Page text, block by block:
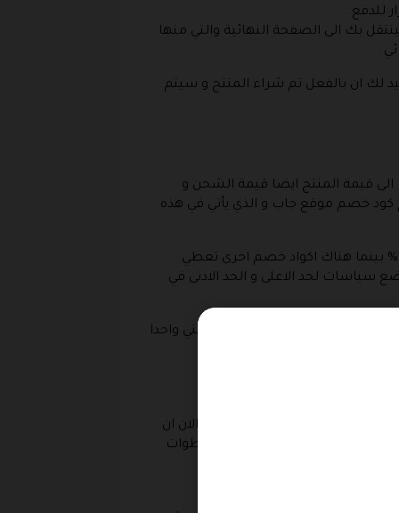
للدفع .
بك الى الصفحة النهائية والتي منها
.
لك ان بالفعل تم شراء المنتج و سيتم
قيمة المنتج ايضا قيمة الشحن و
كود خصم موقع جاب و الذي يأتي في هذه
اما عن يمة الخصم لهذه الاكواد او الكوبونات فانها مختلفة بشكل كبير فهناك اكواد خصم تعطي خصم بنسبة 10% بينما هناك اكواد خصم اخرى تعطي
بوضع سياسات لحد الاعلى و الحد الادنى في
بشكل مجاني نهائيا و هذا يعني واحدا
كانت الاجابة نعم فيمكنك الان ان
لك كيفية القيام بهذه الخطوات